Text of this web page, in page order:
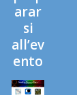
arar
si
all’ev
ento